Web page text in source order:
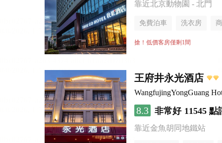
靠近北京動物園 - 北門
免費泊車 洗衣房
搶！低價客房僅剩1間
王府井永光酒店
WangfujingYongGuang
8.3 非常好 11545 點
靠近金魚胡同地鐵站